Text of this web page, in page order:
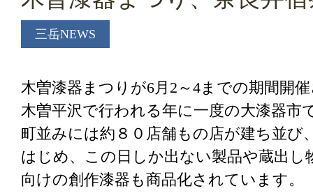
三岳NEWS
木曽漆器まつりが6月2～4までの期間開
木曽平沢で行われる年に一度の大漆器市
町並みには約８０店舗もの店が建ち並び
はじめ、この日しか出ない製品や蔵出し
向けの創作漆器も商品化されています。